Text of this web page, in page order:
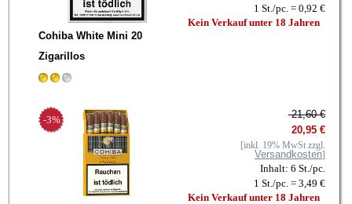
Cohiba White Mini 20
Zigarillos
1 St./pc. = 0,92 €
Kein Verkauf unter 18 Jahren
-3%
21,60 €
20,95 €
[inkl. 19% MwSt zzgl.
Versandkosten]
Inhalt: 6 St./pc.
1 St./pc. = 3,49 €
Kein Verkauf unter 18 Jahren